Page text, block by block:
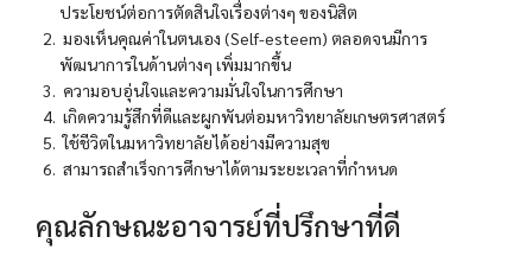
ประโยชน์ต่อการตัดสินใจเรื่องต่างๆ ของนิสิต
มองเห็นคุณค่าในตนเอง (Self-esteem) ตลอดจนมีการ
พัฒนาการในด้านต่างๆ เพิ่มมากขึ้น
ความอบอุ่นใจและความมั่นใจในการศึกษา
เกิดความรู้สึกที่ดีและผูกพันต่อมหาวิทยาลัยเกษตรศาสตร์
ใช้ชีวิตในมหาวิทยาลัยได้อย่างมีความสุข
สามารถสําเร็จการศึกษาได้ตามระยะเวลาที่กําหนด
คุณลักษณะอาจารย์ที่ปรึกษาที่ดี